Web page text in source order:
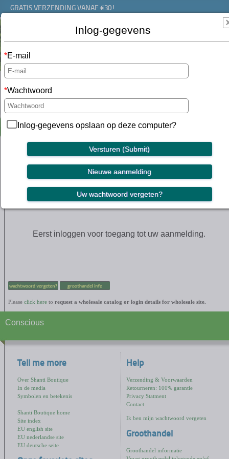
GRATIS VERZENDING VANAF €30!
Nederlandse site
Inlog-gegevens
E-mail
Wachtwoord
Inlog-gegevens opslaan op deze computer?
Producten Groothandel Service
Aanmelding
Eerst inloggen voor toegang tot uw aanmelding.
Please click here to request a wholesale catalog or login details for wholesale site.
Conscious
Tell me more
Over Shanti Boutique
In de media
Symbolen en betekenis
Shanti Boutique home
Site index
EU english site
EU nederlandse site
EU deutsche seite
Help
Verzending & Voorwaarden
Retourneren: 100% garantie
Privacy Statment
Contact
Ik ben mijn wachtwoord vergeten
Groothandel
Groothandel informatie